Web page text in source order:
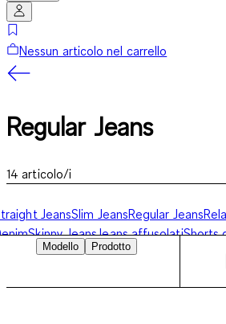
Nessun articolo nel carrello
Regular Jeans
14 articolo/i
JeansSlim JeansRegular Jeans
Skinny JeansJeans affusolatiShorts
Modello
Prodotto